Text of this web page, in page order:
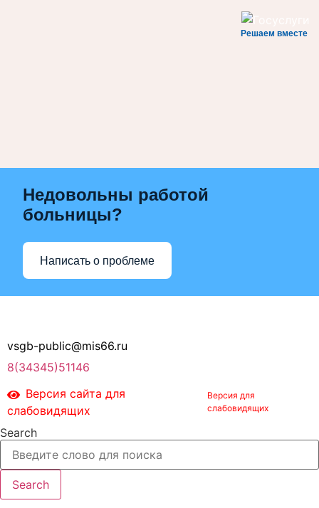
Решаем вместе
Недовольны работой
больницы?
Написать о проблеме
содержимому
vsgb-public@mis66.ru
8(34345)51146
Версия сайта для
слабовидящих
Search
Search